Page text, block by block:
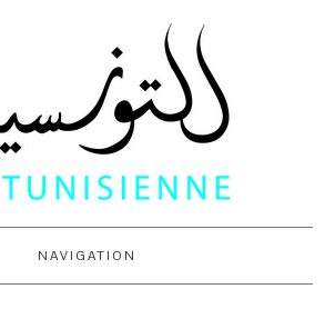
NAVIGATION